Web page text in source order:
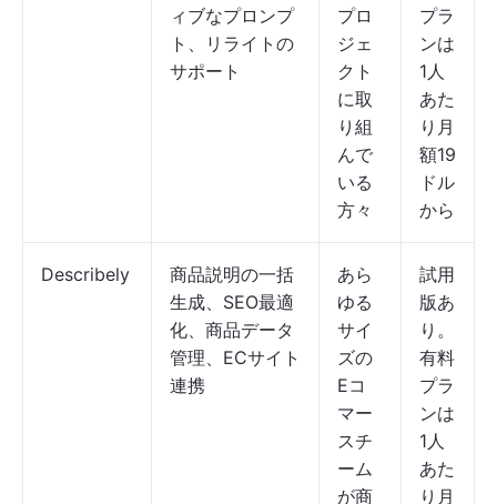
ィブなプロンプ
ト、リライトの
サポート
プロ
ジェ
クト
に取
り組
んで
いる
方々
プラ
ンは
1人
あた
り月
額19
ドル
から
Describely
商品説明の一括
生成、SEO最適
化、商品データ
管理、ECサイト
連携
あら
ゆる
サイ
ズの
Eコ
マー
スチ
ーム
が商
試用
版あ
り。
有料
プラ
ンは
1人
あた
り月